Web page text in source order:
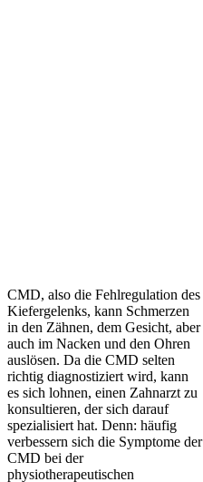
CMD, also die Fehlregulation des
Kiefergelenks, kann Schmerzen
in den Zähnen, dem Gesicht, aber
auch im Nacken und den Ohren
auslösen. Da die CMD selten
richtig diagnostiziert wird, kann
es sich lohnen, einen Zahnarzt zu
konsultieren, der sich darauf
spezialisiert hat. Denn: häufig
verbessern sich die Symptome der
CMD bei der
physiotherapeutischen